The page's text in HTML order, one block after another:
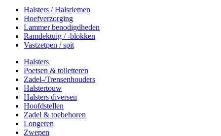
Halsters / Halsriemen
Hoefverzorging
Lammer benodigdheden
Ramdektuig / -blokken
Vastzetpen / spit
Halsters
Poetsen & toiletteren
Zadel-/Trensenhouders
Halstertouw
Halsters diversen
Hoofdstellen
Zadel & toebehoren
Longeren
Zwepen